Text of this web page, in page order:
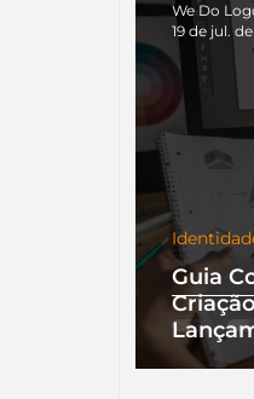
Guia
We Do
19 de jul.